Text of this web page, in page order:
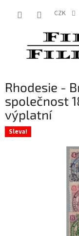
CZK
Rhodesie -
společnost
výplatní
Sleva!